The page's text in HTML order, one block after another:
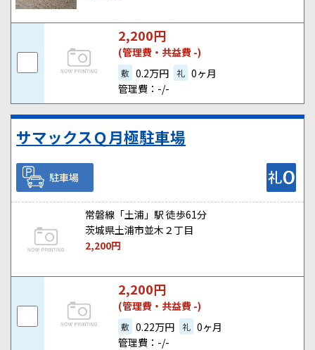
2,200円
(管理費・共益費 -)
敷 0.2万円 礼 0ヶ月
管理費：-/-
サマックスＱ月極駐車場
駐車場
常磐線「土浦」駅 徒歩61分
茨城県土浦市並木２丁目
2,200円
2,200円
(管理費・共益費 -)
敷 0.22万円 礼 0ヶ月
管理費：-/-